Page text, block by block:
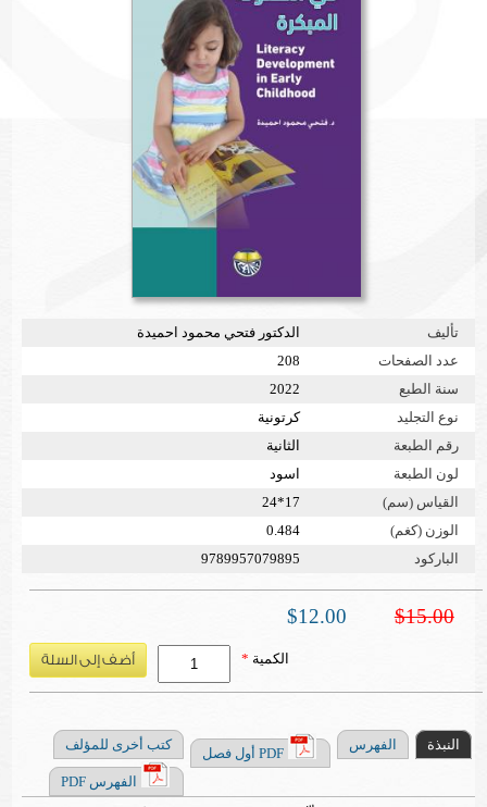
تأليف
الدكتور فتحي محمود احميدة
عدد الصفحات
208
سنة الطبع
2022
نوع التجليد
كرتونية
رقم الطبعة
الثانية
لون الطبعة
اسود
القياس (سم)
17*24
الوزن (كغم)
0.484
الباركود
9789957079895
$15.00
$12.00
الكمية *
النبذة الفهرس
PDF أول فصل
كتب أخرى للمؤلف
الفهرس PDF